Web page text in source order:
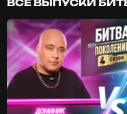
ВСЕ ВЫПУСКИ